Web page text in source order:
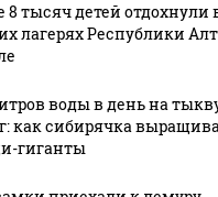
8 тысяч детей отдохнули
лагерях Республики
воды в день на
как сибирячка
гиганты